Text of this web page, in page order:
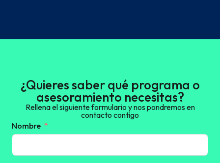
¿Quieres saber qué programa o
asesoramiento necesitas?
Rellena el siguiente formulario y nos pondremos en
contacto contigo
Nombre